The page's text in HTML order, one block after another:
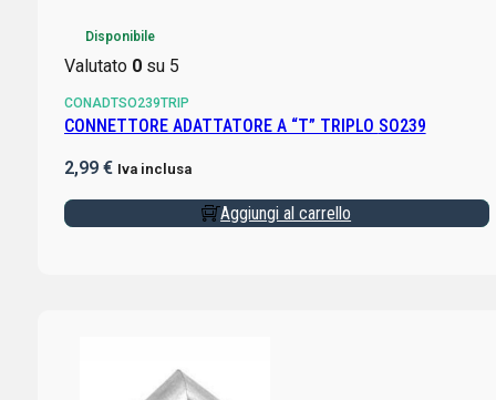
Disponibile
Valutato 0su 5
CONADTSO239TRIP
CONNETTORE ADATTATORE A “T” TRIPLO SO239
2,99 € Iva inclusa
Aggiungi al carrello